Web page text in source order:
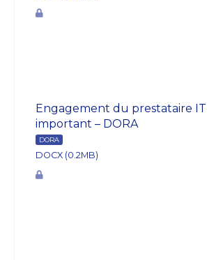
Engagement du prestataire
important – DORA
DORA
DOCX (0.2MB)